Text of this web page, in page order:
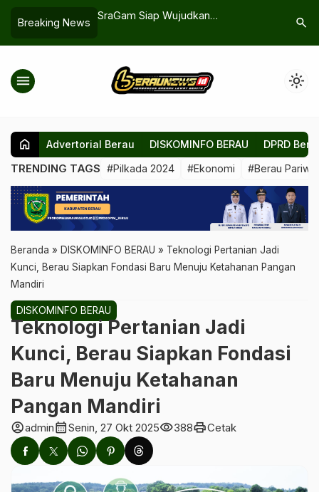
Breaking News
dan
“8 Plus”
DPRD Berau Minta Pengawasan
Tigasearch
menu light_mode
home Advertorial Berau DISKOMINFO BERAU DPRD
TRENDING TAGS #Pilkada 2024 #Ekonomi #Berau
Beranda » DISKOMINFO BERAU » Teknologi Pertanian Jadi
Kunci, Berau Siapkan Fondasi Baru Menuju Ketahanan Pangan
Mandiri
DISKOMINFO BERAU
Teknologi Pertanian Jadi
Kunci, Berau Siapkan Fondasi
Baru Menuju Ketahanan
Pangan Mandiri
account_circleadmincalendar_monthSenin, 27 Okt 2025visibility388printCetak